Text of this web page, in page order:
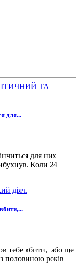
ТА
для...
для них
Коли 24
діяч.
тебе вбити, або ще
половиною років